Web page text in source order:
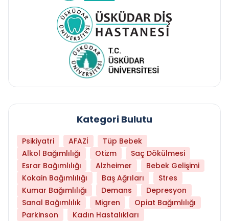
Kategori Bulutu
Psikiyatri AFAZİ
Tüp Bebek
Alkol Bağımlılığı
Otizm
Saç Dökülmesi
Esrar Bağımlılığı
Alzheimer
Bebek Gelişimi
Kokain Bağımlılığı
Baş Ağrıları
Stres
Kumar Bağımlılığı
Demans
Depresyon
Sanal Bağımlılık
Migren
Opiat Bağımlılığı
Parkinson
Kadın Hastalıkları